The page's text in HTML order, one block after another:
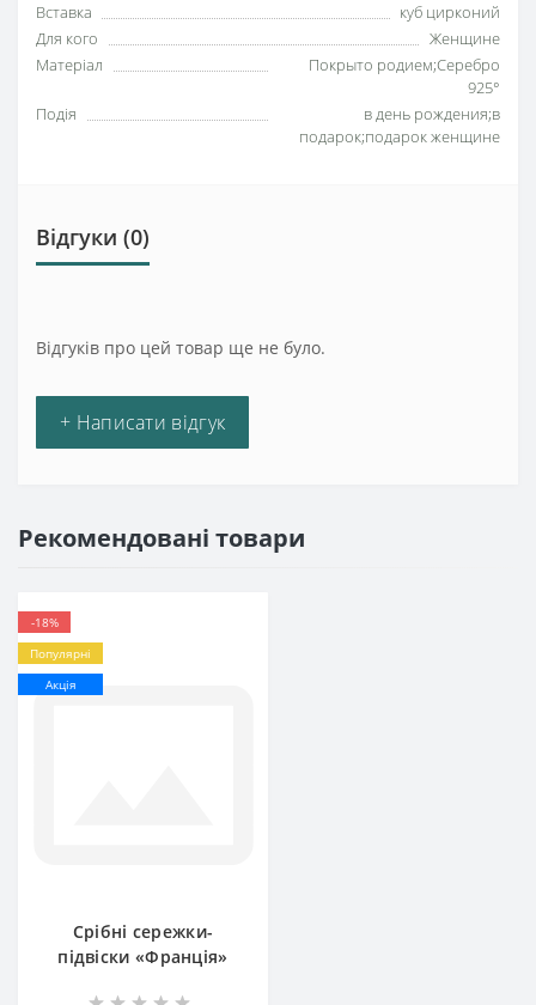
Вставка
куб цирконий
Для кого
Женщине
Матеріал
Покрыто родием;Серебро
925°
Подія
в день рождения;в
подарок;подарок женщине
Відгуки (0)
Відгуків про цей товар ще не було.
+ Написати відгук
Рекомендовані товари
-18%
Популярні
Акція
Срібні сережки-
підвіски «Франція»